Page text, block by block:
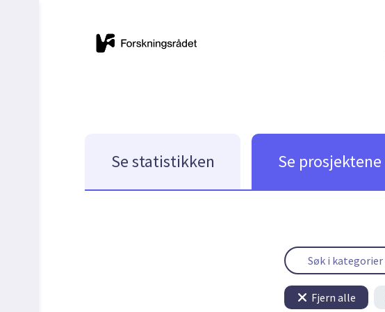
Se statistikken Se prosjektene
Fjern alle